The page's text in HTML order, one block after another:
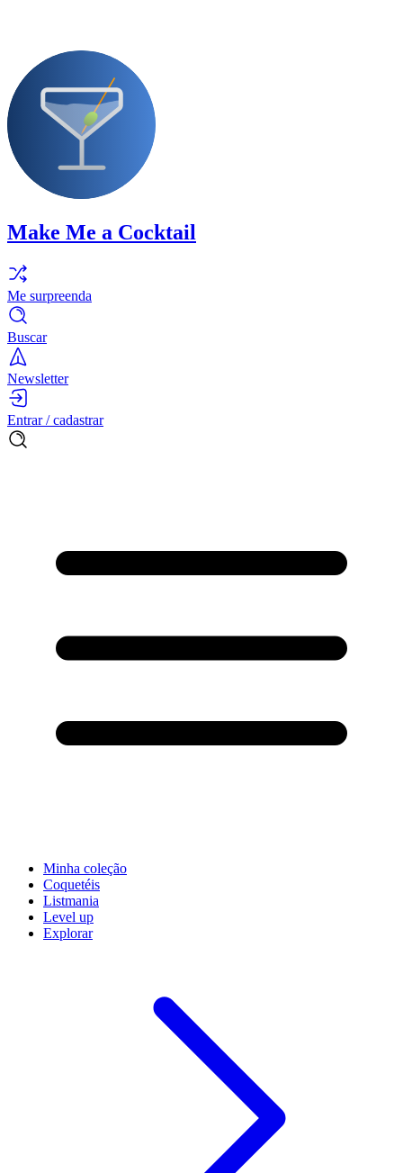
Make Me a Cocktail
Me surpreenda
Buscar
Newsletter
Entrar / cadastrar
Minha coleção
Coquetéis
Listmania
Level up
Explorar